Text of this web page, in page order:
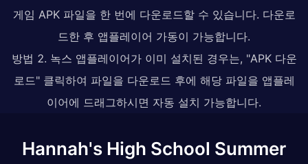
게임 APK 파일을 한 번에 다운로드할 수 있습니다. 다운로
드한 후 앱플레이어 가동이 가능합니다.
방법 2. 녹스 앱플레이어가 이미 설치된 경우는, "APK 다운
로드" 클릭하여 파일을 다운로드 후에 해당 파일을 앱플레
이어에 드래그하시면 자동 설치 가능합니다.
Hannah's High School Summer